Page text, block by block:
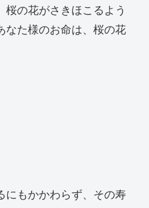
の花がさきほこるよう
なた様のお命は、桜の花
もかかわらず、その寿